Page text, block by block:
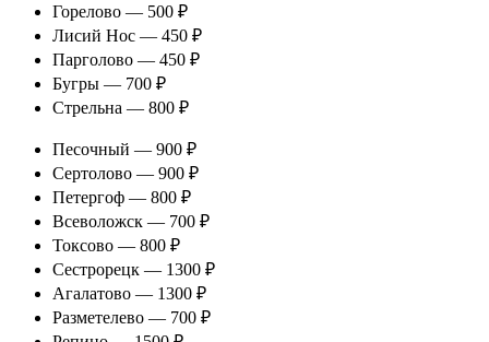
Горелово — 500 ₽
Лисий Нос — 450 ₽
Парголово — 450 ₽
Бугры — 700 ₽
Стрельна — 800 ₽
Песочный — 900 ₽
Сертолово — 900 ₽
Петергоф — 800 ₽
Всеволожск — 700 ₽
Токсово — 800 ₽
Сестрорецк — 1300 ₽
Агалатово — 1300 ₽
Разметелево — 700 ₽